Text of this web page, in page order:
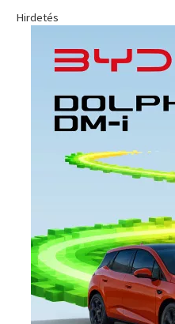
Hirdetés